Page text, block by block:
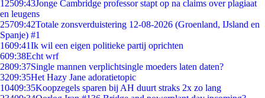
12509:43Jonge Cambridge professor stapt op na claims over plagiaat
en leugens
25709:42Totale zonsverduistering 12-08-2026 (Groenland, IJsland en
Spanje) #1
1609:41Ik wil een eigen politieke partij oprichten
609:38Echt wrf
2809:37Single mannen verplichtsingle moeders laten daten?
3209:35Het Hazy Jane adoratietopic
10409:35Koopzegels sparen bij AH duurt straks 2x zo lang